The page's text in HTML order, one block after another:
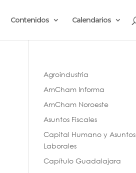
Contenidos Calendarios
Agroindustria
AmCham Informa
AmCham Noroeste
Asuntos Fiscales
Capital Humano y Asuntos
Laborales
Capítulo Guadalajara